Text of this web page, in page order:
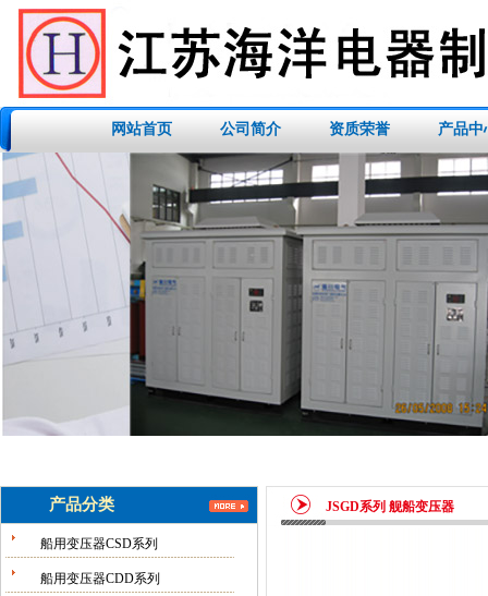
网站首页 公司简介 资质荣誉 产品中
产品分类
船用变压器CSD系列
船用变压器CDD系列
JSGD系列 舰船变压器